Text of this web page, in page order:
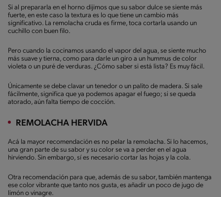
Si al prepararla en el horno dijimos que su sabor dulce se siente más
fuerte, en este caso la textura es lo que tiene un cambio más
significativo. La remolacha cruda es firme, toca cortarla usando un
cuchillo con buen filo.
Pero cuando la cocinamos usando el vapor del agua, se siente mucho
más suave y tierna, como para darle un giro a un hummus de color
violeta o un puré de verduras. ¿Cómo saber si está lista? Es muy fácil.
Únicamente se debe clavar un tenedor o un palito de madera. Si sale
fácilmente, significa que ya podemos apagar el fuego; si se queda
atorado, aún falta tiempo de cocción.
REMOLACHA HERVIDA
Acá la mayor recomendación es no pelar la remolacha. Si lo hacemos,
una gran parte de su sabor y su color se va a perder en el agua
hirviendo. Sin embargo, sí es necesario cortar las hojas y la cola.
Otra recomendación para que, además de su sabor, también mantenga
ese color vibrante que tanto nos gusta, es añadir un poco de jugo de
limón o vinagre.